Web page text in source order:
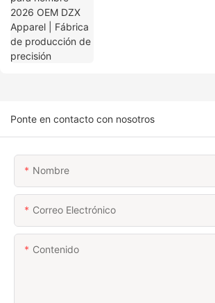
Ponte en contacto con nosotros
Nombre
Correo Electrónico
Contenido